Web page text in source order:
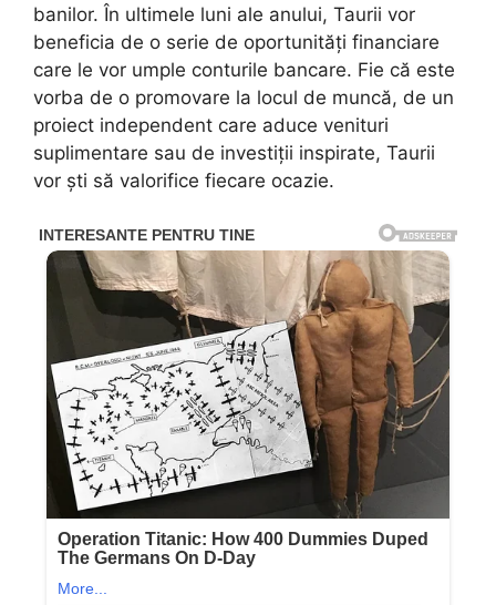
banilor. În ultimele luni ale anului, Taurii vor
beneficia de o serie de oportunități financiare
care le vor umple conturile bancare. Fie că este
vorba de o promovare la locul de muncă, de un
proiect independent care aduce venituri
suplimentare sau de investiții inspirate, Taurii
vor ști să valorifice fiecare ocazie.